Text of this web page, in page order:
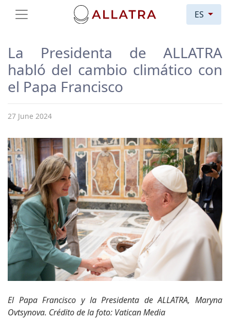
ES
La Presidenta de ALLATRA
habló del cambio climático con
el Papa Francisco
27 June 2024
El Papa Francisco y la Presidenta de ALLATRA, Maryna
Ovtsynova. Crédito de la foto: Vatican Media